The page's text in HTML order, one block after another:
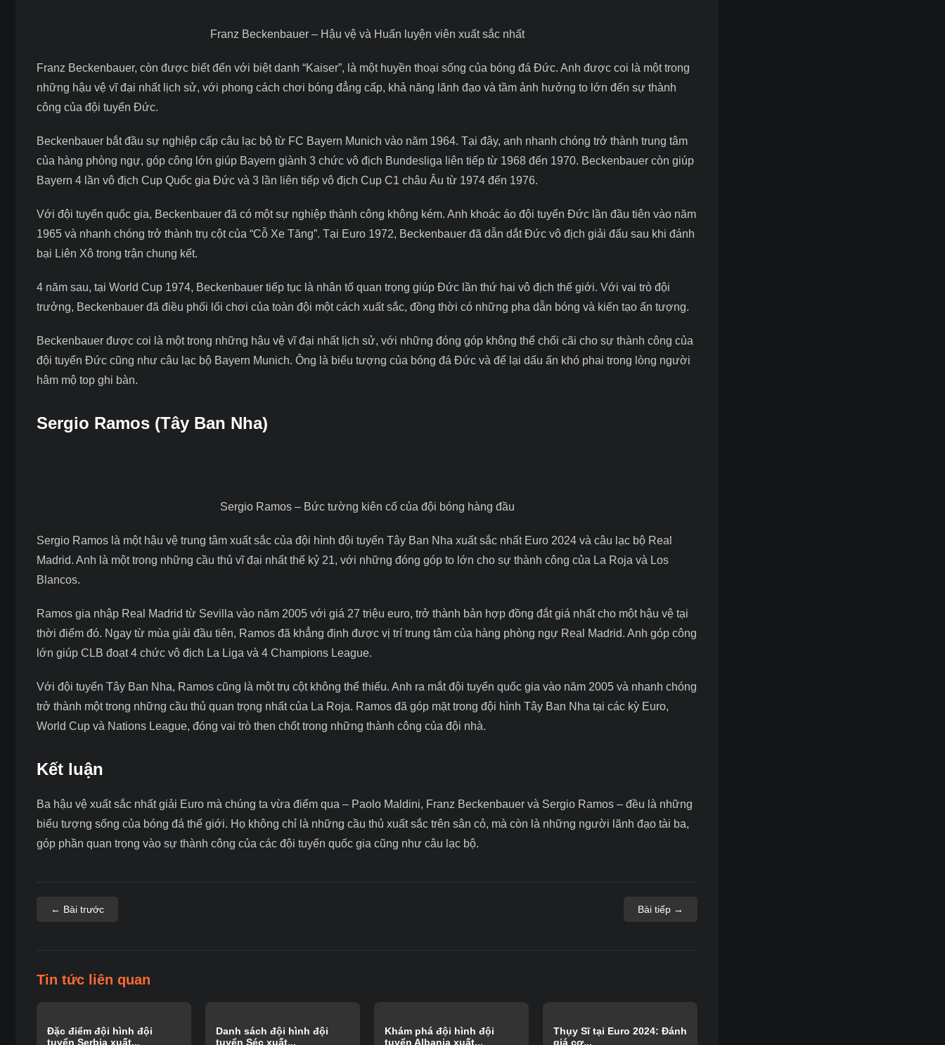
Franz Beckenbauer – Hậu vệ và Huấn luyện viên xuất sắc nhất
Franz Beckenbauer, còn được biết đến với biệt danh “Kaiser”, là một huyền thoại sống của bóng đá Đức. Anh được coi là một trong
những hậu vệ vĩ đại nhất lịch sử, với phong cách chơi bóng đẳng cấp, khả năng lãnh đạo và tầm ảnh hưởng to lớn đến sự thành
công của đội tuyển Đức.
Beckenbauer bắt đầu sự nghiệp cấp câu lạc bộ từ FC Bayern Munich vào năm 1964. Tại đây, anh nhanh chóng trở thành trung tâm
của hàng phòng ngự, góp công lớn giúp Bayern giành 3 chức vô địch Bundesliga liên tiếp từ 1968 đến 1970. Beckenbauer còn giúp
Bayern 4 lần vô địch Cup Quốc gia Đức và 3 lần liên tiếp vô địch Cup C1 châu Âu từ 1974 đến 1976.
Với đội tuyển quốc gia, Beckenbauer đã có một sự nghiệp thành công không kém. Anh khoác áo đội tuyển Đức lần đầu tiên vào năm
1965 và nhanh chóng trở thành trụ cột của “Cỗ Xe Tăng”. Tại Euro 1972, Beckenbauer đã dẫn dắt Đức vô địch giải đấu sau khi đánh
bại Liên Xô trong trận chung kết.
4 năm sau, tại World Cup 1974, Beckenbauer tiếp tục là nhân tố quan trọng giúp Đức lần thứ hai vô địch thế giới. Với vai trò đội
trưởng, Beckenbauer đã điều phối lối chơi của toàn đội một cách xuất sắc, đồng thời có những pha dẫn bóng và kiến tạo ấn tượng.
Beckenbauer được coi là một trong những hậu vệ vĩ đại nhất lịch sử, với những đóng góp không thể chối cãi cho sự thành công của
đội tuyển Đức cũng như câu lạc bộ Bayern Munich. Ông là biểu tượng của bóng đá Đức và để lại dấu ấn khó phai trong lòng người
hâm mộ top ghi bàn.
Sergio Ramos (Tây Ban Nha)
Sergio Ramos – Bức tường kiên cố của đội bóng hàng đầu
Sergio Ramos là một hậu vệ trung tâm xuất sắc của đội hình đội tuyển Tây Ban Nha xuất sắc nhất Euro 2024 và câu lạc bộ Real
Madrid. Anh là một trong những cầu thủ vĩ đại nhất thế kỷ 21, với những đóng góp to lớn cho sự thành công của La Roja và Los
Blancos.
Ramos gia nhập Real Madrid từ Sevilla vào năm 2005 với giá 27 triệu euro, trở thành bản hợp đồng đắt giá nhất cho một hậu vệ tại
thời điểm đó. Ngay từ mùa giải đầu tiên, Ramos đã khẳng định được vị trí trung tâm của hàng phòng ngự Real Madrid. Anh góp công
lớn giúp CLB đoạt 4 chức vô địch La Liga và 4 Champions League.
Với đội tuyển Tây Ban Nha, Ramos cũng là một trụ cột không thể thiếu. Anh ra mắt đội tuyển quốc gia vào năm 2005 và nhanh chóng
trở thành một trong những cầu thủ quan trọng nhất của La Roja. Ramos đã góp mặt trong đội hình Tây Ban Nha tại các kỳ Euro,
World Cup và Nations League, đóng vai trò then chốt trong những thành công của đội nhà.
Kết luận
Ba hậu vệ xuất sắc nhất giải Euro mà chúng ta vừa điểm qua – Paolo Maldini, Franz Beckenbauer và Sergio Ramos – đều là những
biểu tượng sống của bóng đá thế giới. Họ không chỉ là những cầu thủ xuất sắc trên sân cỏ, mà còn là những người lãnh đạo tài ba,
góp phần quan trọng vào sự thành công của các đội tuyển quốc gia cũng như câu lạc bộ.
← Bài trước Bài tiếp →
Tin tức liên quan
Đặc điểm đội hình đội
tuyển Serbia xuất...
Danh sách đội hình đội
tuyển Séc xuất...
Khám phá đội hình đội
tuyển Albania xuất...
Thụy Sĩ tại Euro 2024: Đánh
giá cơ...